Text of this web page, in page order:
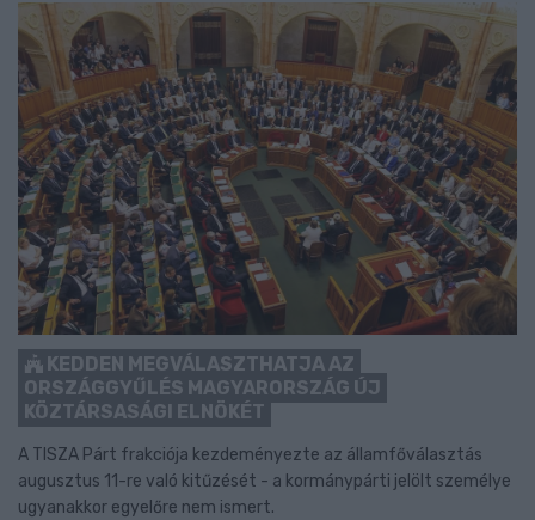
KEDDEN MEGVÁLASZTHATJA AZ
ORSZÁGGYŰLÉS MAGYARORSZÁG ÚJ
KÖZTÁRSASÁGI ELNÖKÉT
A TISZA Párt frakciója kezdeményezte az államfőválasztás
augusztus 11-re való kitűzését - a kormánypárti jelölt személye
ugyanakkor egyelőre nem ismert.